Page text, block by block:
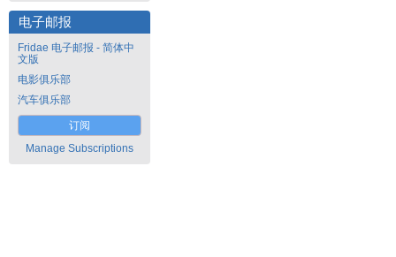
电子邮报
Fridae 电子邮报 - 简体中
文版
电影俱乐部
汽车俱乐部
订阅
Manage Subscriptions